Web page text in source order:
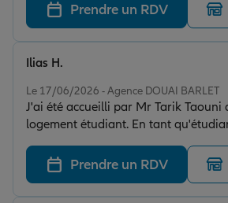
Prendre un RDV
Le 17/06/2026 - Agence DOUAI BARLET
J'ai été accueilli par Mr Tarik Taouni
logement étudiant. En tant
pas trop les démarches, il a été à
conseiller sur mes besoins. Il n'était
contrairement à d'autres assurances.
recommande !
Ilias H.
Prendre un RDV